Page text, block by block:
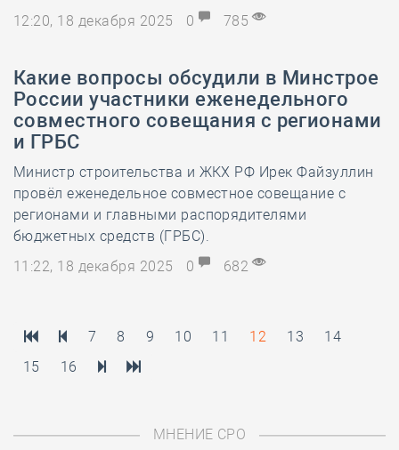
12:20, 18 декабря 2025
0 785
Какие вопросы обсудили в Минстрое
России участники еженедельного
совместного совещания с регионами
и ГРБС
Министр строительства и ЖКХ РФ Ирек Файзуллин
провёл еженедельное совместное совещание с
регионами и главными распорядителями
бюджетных средств (ГРБС).
11:22, 18 декабря 2025
0 682
7 8 9 10 11 12 13
14
15
16
МНЕНИЕ СРО